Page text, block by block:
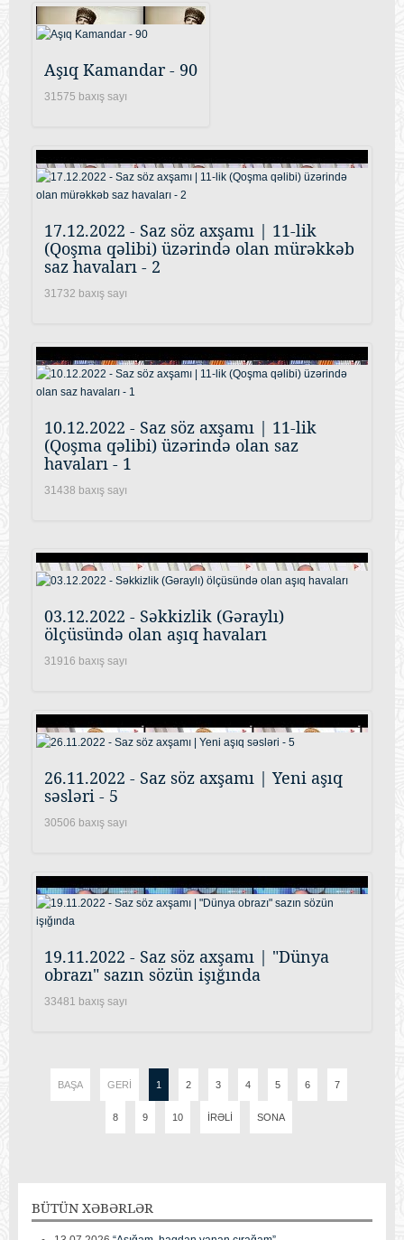
Aşıq Kamandar - 90
31575 baxış sayı
17.12.2022 - Saz söz axşamı | 11-lik
(Qoşma qəlibi) üzərində olan mürəkkəb
saz havaları - 2
31732 baxış sayı
10.12.2022 - Saz söz axşamı | 11-lik
(Qoşma qəlibi) üzərində olan saz
havaları - 1
31438 baxış sayı
03.12.2022 - Səkkizlik (Gəraylı)
ölçüsündə olan aşıq havaları
31916 baxış sayı
26.11.2022 - Saz söz axşamı | Yeni aşıq
səsləri - 5
30506 baxış sayı
19.11.2022 - Saz söz axşamı | "Dünya
obrazı" sazın sözün işığında
33481 baxış sayı
BAŞA GERI 1 2 3 4 5 6 7
8 9 10 İRƏLI SONA
BÜTÜN XƏBƏRLƏR